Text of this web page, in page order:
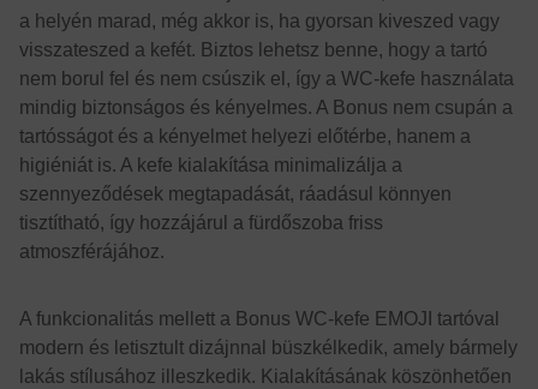
a helyén marad, még akkor is, ha gyorsan kiveszed vagy
visszateszed a kefét. Biztos lehetsz benne, hogy a tartó
nem borul fel és nem csúszik el, így a WC-kefe használata
mindig biztonságos és kényelmes. A Bonus nem csupán a
tartósságot és a kényelmet helyezi előtérbe, hanem a
higiéniát is. A kefe kialakítása minimalizálja a
szennyeződések megtapadását, ráadásul könnyen
tisztítható, így hozzájárul a fürdőszoba friss
atmoszférájához.
A funkcionalitás mellett a Bonus WC-kefe EMOJI tartóval
modern és letisztult dizájnnal büszkélkedik, amely bármely
lakás stílusához illeszkedik. Kialakításának köszönhetően